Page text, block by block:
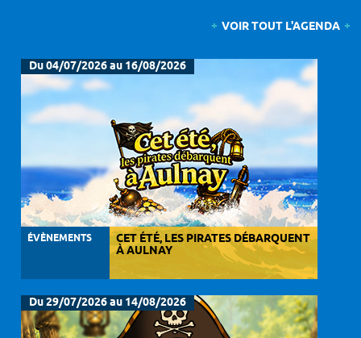
VOIR TOUT L'AGENDA
Du 04/07/2026 au 16/08/2026
ÉVÈNEMENTS CET ÉTÉ, LES PIRATES DÉBARQUENT
À AULNAY
Du 29/07/2026 au 14/08/2026